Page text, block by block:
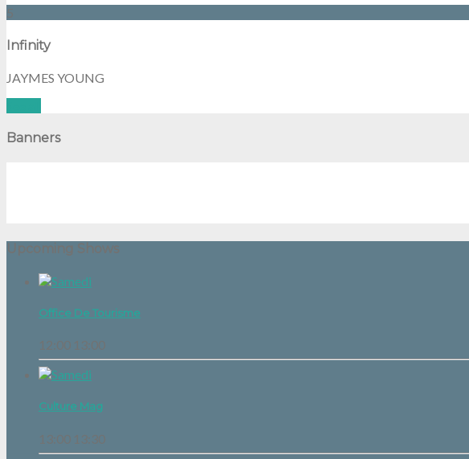
5
Infinity
JAYMES YOUNG
Banners
Upcoming Shows
Office De Tourisme
12:00 13:00
Culture Mag
13:00 13:30